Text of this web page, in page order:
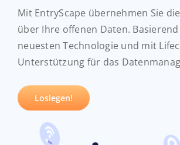
Mit EntryScape übernehmen Sie
über Ihre offenen Daten.
neuesten Technologie und mit
Unterstützung für das
Loslegen!